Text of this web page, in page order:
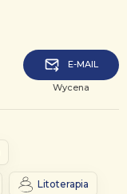
E-MAIL
Wycena
Litoterapia